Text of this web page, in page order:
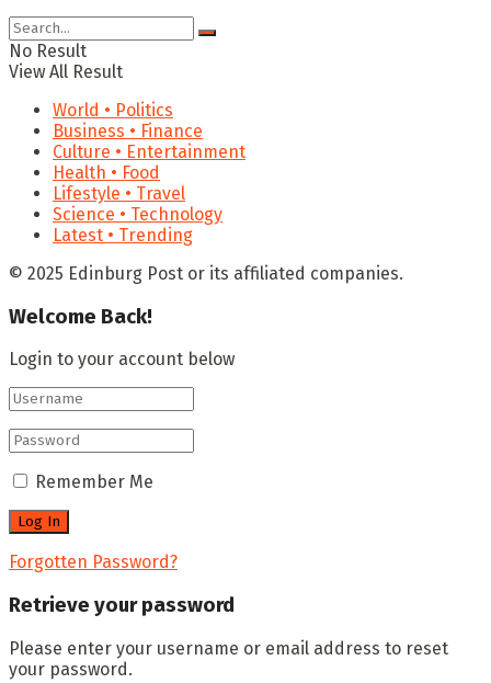
No Result
View All Result
World • Politics
Business • Finance
Culture • Entertainment
Health • Food
Lifestyle • Travel
Science • Technology
Latest • Trending
© 2025 Edinburg Post or its affiliated companies.
Welcome Back!
Login to your account below
Remember Me
Forgotten Password?
Retrieve your password
Please enter your username or email address to reset
your password.